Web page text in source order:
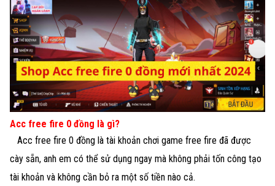
Acc free fire 0 đồng là gì?
Acc free fire 0 đồng là tài khoản chơi game free fire đã được
cày sẵn, anh em có thể sử dụng ngay mà không phải tốn công tạo
tài khoản và không cần bỏ ra một số tiền nào cả.